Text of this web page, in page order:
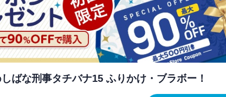
ばな刑事タチバナ15 ふりかけ・ブラボー！